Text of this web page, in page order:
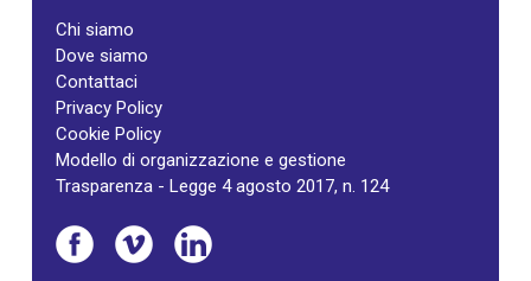
Chi siamo
Dove siamo
Contattaci
Privacy Policy
Cookie Policy
Modello di organizzazione e gestione
Trasparenza - Legge 4 agosto 2017, n. 124